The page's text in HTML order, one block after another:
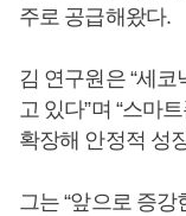
주로 공급해왔다.
김 연구원은 “세
고 있다”며 “스마
확장해 안정적 성
그는 “앞으로 증